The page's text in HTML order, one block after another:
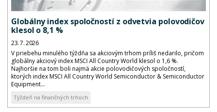
Globálny index spoločností z odvetvia polovodičov
klesol o 8,1 %
23. 7. 2026
V priebehu minulého týždňa sa akciovým trhom príliš nedarilo, pričom
globálny akciový index MSCI All Country World klesol o 1,6 %.
Najhoršie na tom boli najmä akcie polovodičových spoločností,
ktorých index MSCI All Country World Semiconductor & Semiconductor
Equipment...
Týždeň na finančných trhoch